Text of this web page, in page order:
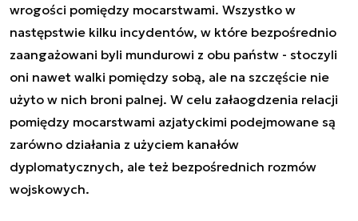
wrogości pomiędzy mocarstwami. Wszystko w
następstwie kilku incydentów, w które bezpośrednio
zaangażowani byli mundurowi z obu państw - stoczyli
oni nawet walki pomiędzy sobą, ale na szczęście nie
użyto w nich broni palnej. W celu załaogdzenia relacji
pomiędzy mocarstwami azjatyckimi podejmowane są
zarówno działania z użyciem kanałów
dyplomatycznych, ale też bezpośrednich rozmów
wojskowych.